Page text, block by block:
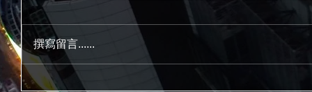
撰寫留言......